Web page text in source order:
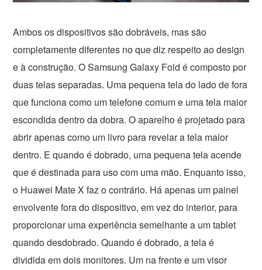
Ambos os dispositivos são dobráveis, mas são
completamente diferentes no que diz respeito ao design
e à construção. O Samsung Galaxy Fold é composto por
duas telas separadas. Uma pequena tela do lado de fora
que funciona como um telefone comum e uma tela maior
escondida dentro da dobra. O aparelho é projetado para
abrir apenas como um livro para revelar a tela maior
dentro. E quando é dobrado, uma pequena tela acende
que é destinada para uso com uma mão. Enquanto isso,
o Huawei Mate X faz o contrário. Há apenas um painel
envolvente fora do dispositivo, em vez do interior, para
proporcionar uma experiência semelhante a um tablet
quando desdobrado. Quando é dobrado, a tela é
dividida em dois monitores. Um na frente e um visor